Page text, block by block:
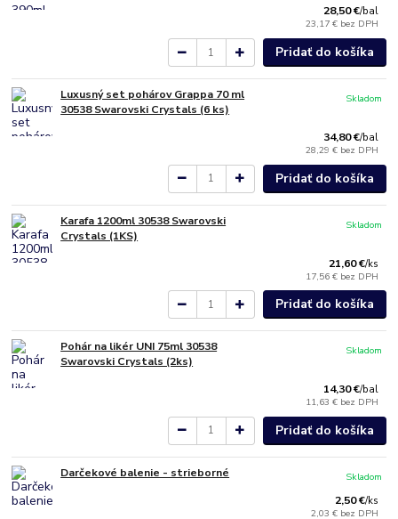
28,50 €/bal
23,17 € bez DPH
Pridať do košíka
Luxusný set pohárov Grappa 70 ml
30538 Swarovski Crystals (6 ks)
34,80 €/bal
28,29 € bez DPH
Skladom
Pridať do košíka
Karafa 1200ml 30538 Swarovski
Crystals (1KS)
21,60 €/ks
17,56 € bez DPH
Skladom
Pridať do košíka
Pohár na likér UNI 75ml 30538
Swarovski Crystals (2ks)
14,30 €/bal
11,63 € bez DPH
Skladom
Pridať do košíka
Darčekové balenie - strieborné
2,50 €/ks
2,03 € bez DPH
Skladom